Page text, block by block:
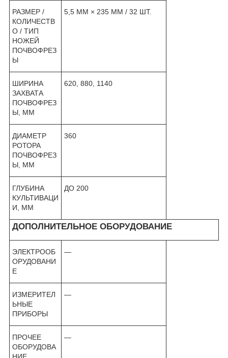
РАЗМЕР /
КОЛИЧЕСТВ
О / ТИП
НОЖЕЙ
ПОЧВОФРЕЗ
Ы
5,5 ММ × 235 ММ / 32 ШТ.
ШИРИНА
ЗАХВАТА
ПОЧВОФРЕЗ
Ы, ММ
620, 880, 1140
ДИАМЕТР
РОТОРА
ПОЧВОФРЕЗ
Ы, ММ
360
ГЛУБИНА
КУЛЬТИВАЦИ
И, ММ
ДО 200
ДОПОЛНИТЕЛЬНОЕ ОБОРУДОВАНИЕ
ЭЛЕКТРООБ
ОРУДОВАНИ
Е
—
ИЗМЕРИТЕЛ
ЬНЫЕ
ПРИБОРЫ
—
ПРОЧЕЕ
ОБОРУДОВА
—